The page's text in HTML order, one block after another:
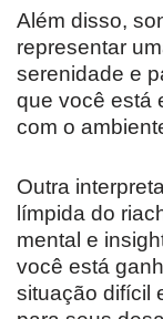
Além disso,
representar
serenidade e
que você está
com o
Outra
límpida do
mental e
você está
situação difícil